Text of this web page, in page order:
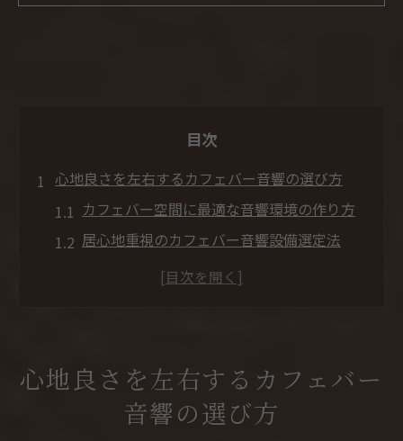
目次
心地良さを左右するカフェバー音響の選び方
カフェバー空間に最適な音響環境の作り方
居心地重視のカフェバー音響設備選定法
カフェバーのための高級オーディオ活用術
カフェバー空間演出と音響設備導入の基本
カフェ音響が演出する心地良い店舗づくり
心地良さを左右するカフェバー
音響の選び方